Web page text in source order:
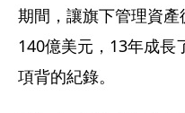
期間，讓旗下管理資
140億美元，13年成長
項背的紀錄。